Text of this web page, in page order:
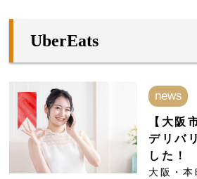
UberEats
news
【大阪
デリバ
した！
大阪・本